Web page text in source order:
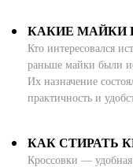
Ямало-Ненецкий
Ярославская область (1)
КАКИЕ МАЙКИ
Кто интересовался
раньше майки были
Их назначение
практичность и
КАК СТИРАТЬ
Кроссовки — удобная